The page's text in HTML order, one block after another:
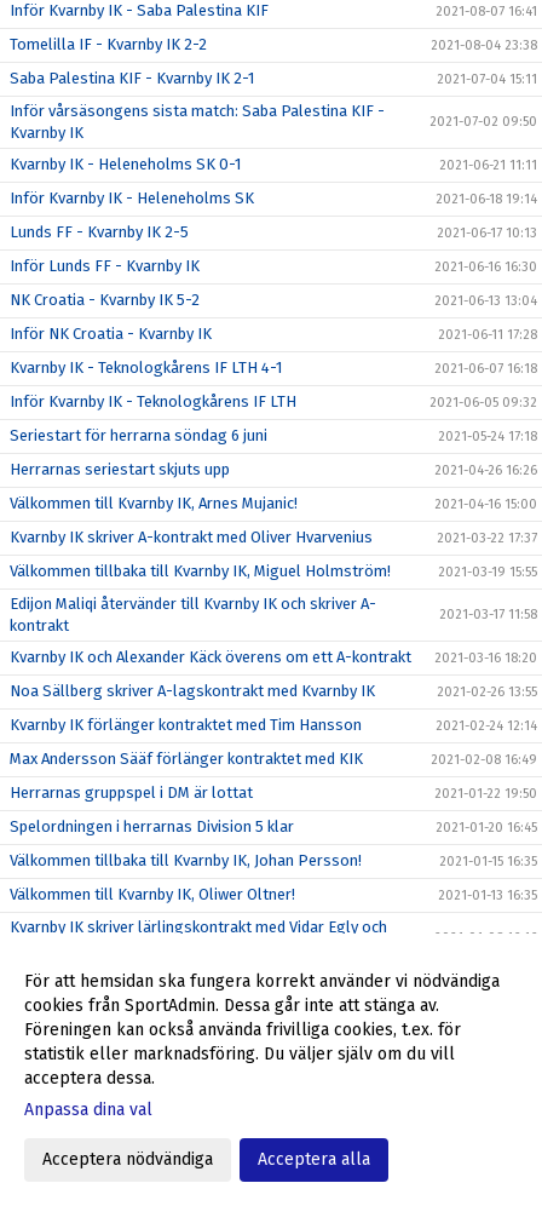
Inför Kvarnby IK - Saba Palestina KIF 2021-08-07 16:41
Tomelilla IF - Kvarnby IK 2-2 2021-08-04 23:38
Saba Palestina KIF - Kvarnby IK 2-1 2021-07-04 15:11
Inför vårsäsongens sista match: Saba Palestina KIF -
Kvarnby IK
2021-07-02 09:50
Kvarnby IK - Heleneholms SK 0-1 2021-06-21 11:11
Inför Kvarnby IK - Heleneholms SK 2021-06-18 19:14
Lunds FF - Kvarnby IK 2-5 2021-06-17 10:13
Inför Lunds FF - Kvarnby IK 2021-06-16 16:30
NK Croatia - Kvarnby IK 5-2 2021-06-13 13:04
Inför NK Croatia - Kvarnby IK 2021-06-11 17:28
Kvarnby IK - Teknologkårens IF LTH 4-1 2021-06-07 16:18
Inför Kvarnby IK - Teknologkårens IF LTH 2021-06-05 09:32
Seriestart för herrarna söndag 6 juni 2021-05-24 17:18
Herrarnas seriestart skjuts upp 2021-04-26 16:26
Välkommen till Kvarnby IK, Arnes Mujanic! 2021-04-16 15:00
Kvarnby IK skriver A-kontrakt med Oliver Hvarvenius 2021-03-22 17:37
Välkommen tillbaka till Kvarnby IK, Miguel Holmström! 2021-03-19 15:55
Edijon Maliqi återvänder till Kvarnby IK och skriver A-
kontrakt
2021-03-17 11:58
Kvarnby IK och Alexander Käck överens om ett A-kontrakt 2021-03-16 18:20
Noa Sällberg skriver A-lagskontrakt med Kvarnby IK 2021-02-26 13:55
Kvarnby IK förlänger kontraktet med Tim Hansson 2021-02-24 12:14
Max Andersson Sääf förlänger kontraktet med KIK 2021-02-08 16:49
Herrarnas gruppspel i DM är lottat 2021-01-22 19:50
Spelordningen i herrarnas Division 5 klar 2021-01-20 16:45
Välkommen tillbaka till Kvarnby IK, Johan Persson! 2021-01-15 16:35
Välkommen till Kvarnby IK, Oliwer Oltner! 2021-01-13 16:35
Kvarnby IK skriver lärlingskontrakt med Vidar Egly och
2021-01-08 16:16
Kvarnby IK skriver A-kontrakt med Edrisa Sonko 2021-01-08 10:29
Spelschemat för Malmömästerskapet fastställt 2020-12-28 10:21
Ytterligare tre spelare skriver lärlingskontrakt med KIK 2020-12-21 15:27
Oliver Kjellbom, Bennet Sadiku och Martin Simonsson
skriver lärlingskontrakt
Zagnonn
Martin Nimgård Ström och Marcus Sjölin skriver på nya
För att hemsidan ska fungera korrekt använder vi nödvändiga
cookies från SportAdmin. Dessa går inte att stänga av.
Föreningen kan också använda frivilliga cookies, t.ex. för
statistik eller marknadsföring. Du väljer själv om du vill
acceptera dessa.
Anpassa dina val
Acceptera nödvändiga Acceptera alla